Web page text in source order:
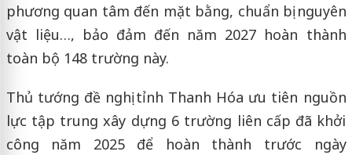
phương quan tâm đến mặt bằng, chuẩn bị nguyên
vật liệu…, bảo đảm đến năm 2027 hoàn thành
toàn bộ 148 trường này.
Thủ tướng đề nghị tỉnh Thanh Hóa ưu tiên nguồn
lực tập trung xây dựng 6 trường liên cấp đã khởi
công năm 2025 để hoàn thành trước ngày